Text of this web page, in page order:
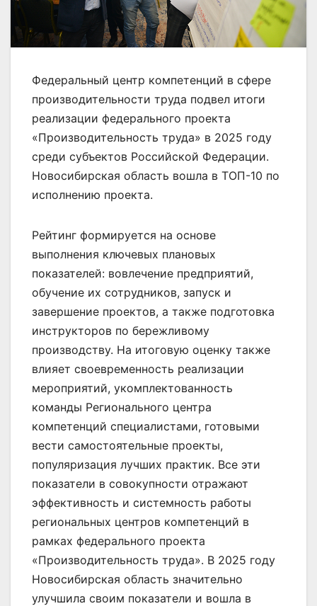
Федеральный центр компетенций в сфере
производительности труда подвел итоги
реализации федерального проекта
«Производительность труда» в 2025 году
среди субъектов Российской Федерации.
Новосибирская область вошла в ТОП-10 по
исполнению проекта.
Рейтинг формируется на основе
выполнения ключевых плановых
показателей: вовлечение предприятий,
обучение их сотрудников, запуск и
завершение проектов, а также подготовка
инструкторов по бережливому
производству. На итоговую оценку также
влияет своевременность реализации
мероприятий, укомплектованность
команды Регионального центра
компетенций специалистами, готовыми
вести самостоятельные проекты,
популяризация лучших практик. Все эти
показатели в совокупности отражают
эффективность и системность работы
региональных центров компетенций в
рамках федерального проекта
«Производительность труда». В 2025 году
Новосибирская область значительно
улучшила своим показатели и вошла в